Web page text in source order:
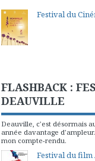
Festival du
FLASHBACK :
DEAUVILLE
Deauville, c'est désormais
année davantage
mon compte-rendu.
Festival du film